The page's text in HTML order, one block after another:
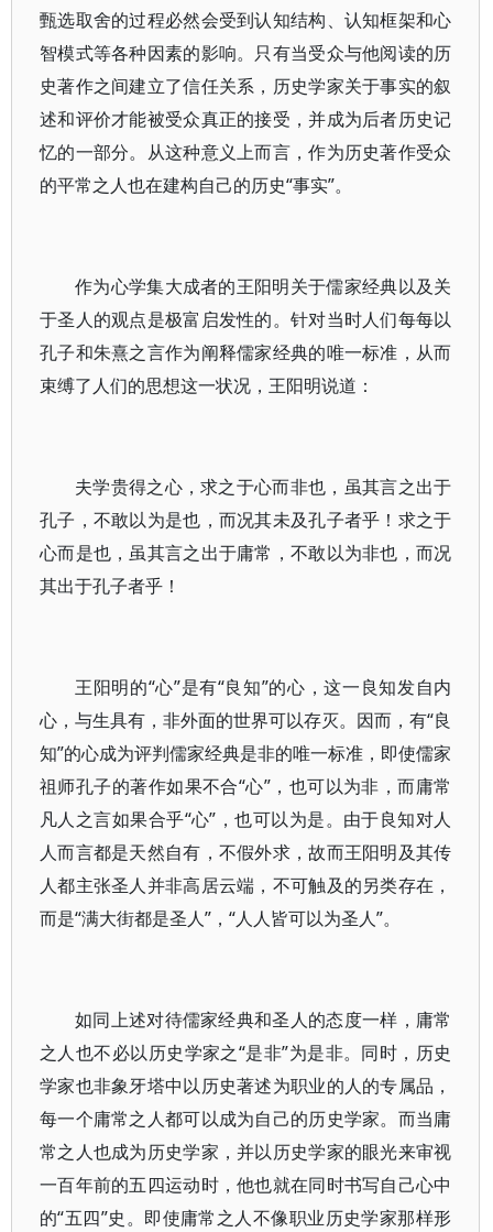
甄选取舍的过程必然会受到认知结构、认知框架和心
智模式等各种因素的影响。只有当受众与他阅读的历
史著作之间建立了信任关系，历史学家关于事实的叙
述和评价才能被受众真正的接受，并成为后者历史记
忆的一部分。从这种意义上而言，作为历史著作受众
的平常之人也在建构自己的历史“事实”。
作为心学集大成者的王阳明关于儒家经典以及关
于圣人的观点是极富启发性的。针对当时人们每每以
孔子和朱熹之言作为阐释儒家经典的唯一标准，从而
束缚了人们的思想这一状况，王阳明说道：
夫学贵得之心，求之于心而非也，虽其言之出于
孔子，不敢以为是也，而况其未及孔子者乎！求之于
心而是也，虽其言之出于庸常，不敢以为非也，而况
其出于孔子者乎！
王阳明的“心”是有“良知”的心，这一良知发自内
心，与生具有，非外面的世界可以存灭。因而，有“良
知”的心成为评判儒家经典是非的唯一标准，即使儒家
祖师孔子的著作如果不合“心”，也可以为非，而庸常
凡人之言如果合乎“心”，也可以为是。由于良知对人
人而言都是天然自有，不假外求，故而王阳明及其传
人都主张圣人并非高居云端，不可触及的另类存在，
而是“满大街都是圣人”，“人人皆可以为圣人”。
如同上述对待儒家经典和圣人的态度一样，庸常
之人也不必以历史学家之“是非”为是非。同时，历史
学家也非象牙塔中以历史著述为职业的人的专属品，
每一个庸常之人都可以成为自己的历史学家。而当庸
常之人也成为历史学家，并以历史学家的眼光来审视
一百年前的五四运动时，他也就在同时书写自己心中
的“五四”史。即使庸常之人不像职业历史学家那样形